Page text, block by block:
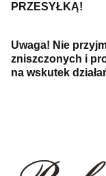
PRZESYŁKĄ!
Uwaga! Nie
zniszczonych i
na wskutek